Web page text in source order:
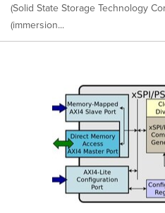
(Solid State Storage Technology
(immersion...